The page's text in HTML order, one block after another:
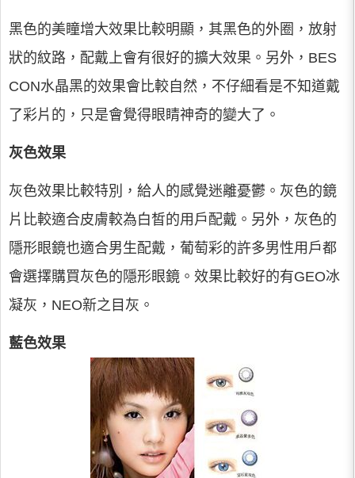
黑色的美瞳增大效果比較明顯，其黑色的外圈，放射
狀的紋路，配戴上會有很好的擴大效果。另外，BES
CON水晶黑的效果會比較自然，不仔細看是不知道戴
了彩片的，只是會覺得眼睛神奇的變大了。
灰色效果
灰色效果比較特別，給人的感覺迷離憂鬱。灰色的鏡
片比較適合皮膚較為白皙的用戶配戴。另外，灰色的
隱形眼鏡也適合男生配戴，葡萄彩的許多男性用戶都
會選擇購買灰色的隱形眼鏡。效果比較好的有GEO冰
凝灰，NEO新之目灰。
藍色效果